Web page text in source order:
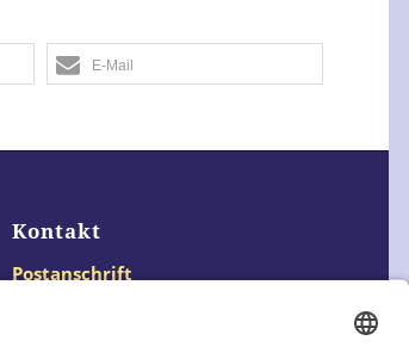
E-Mail
Kontakt
Postanschrift